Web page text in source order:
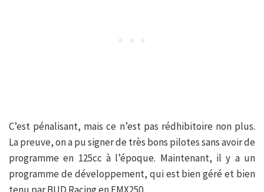
C’est pénalisant, mais ce n’est pas rédhibitoire non plus.
La preuve, on a pu signer de très bons pilotes sans avoir de
programme en 125cc à l’époque. Maintenant, il y a un
programme de développement, qui est bien géré et bien